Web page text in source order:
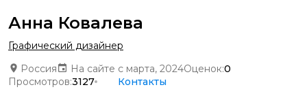
Анна Ковалева
Графический дизайнер
Россия
На сайте с марта, 2024Оценок:0
Просмотров:3127 Контакты